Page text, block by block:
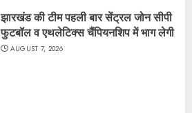
झारखंड की टीम पहली बार सेंट्रल जोन सीपी
फुटबॉल व एथलेटिक्स चैंपियनशिप में भाग लेगी
AUGUST 7, 2026